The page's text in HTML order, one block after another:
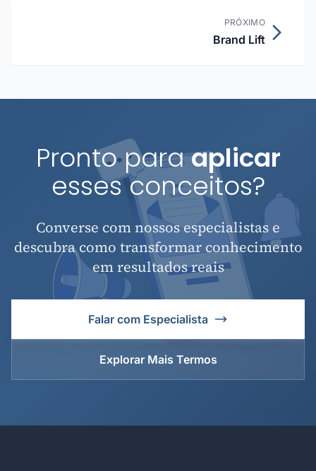
PRÓXIMO
Brand Lift
Pronto paraaplicar
esses conceitos?
Converse com nossos especialistas e
descubra como transformar conhecimento
em resultados reais
Falar com Especialista
Explorar Mais Termos